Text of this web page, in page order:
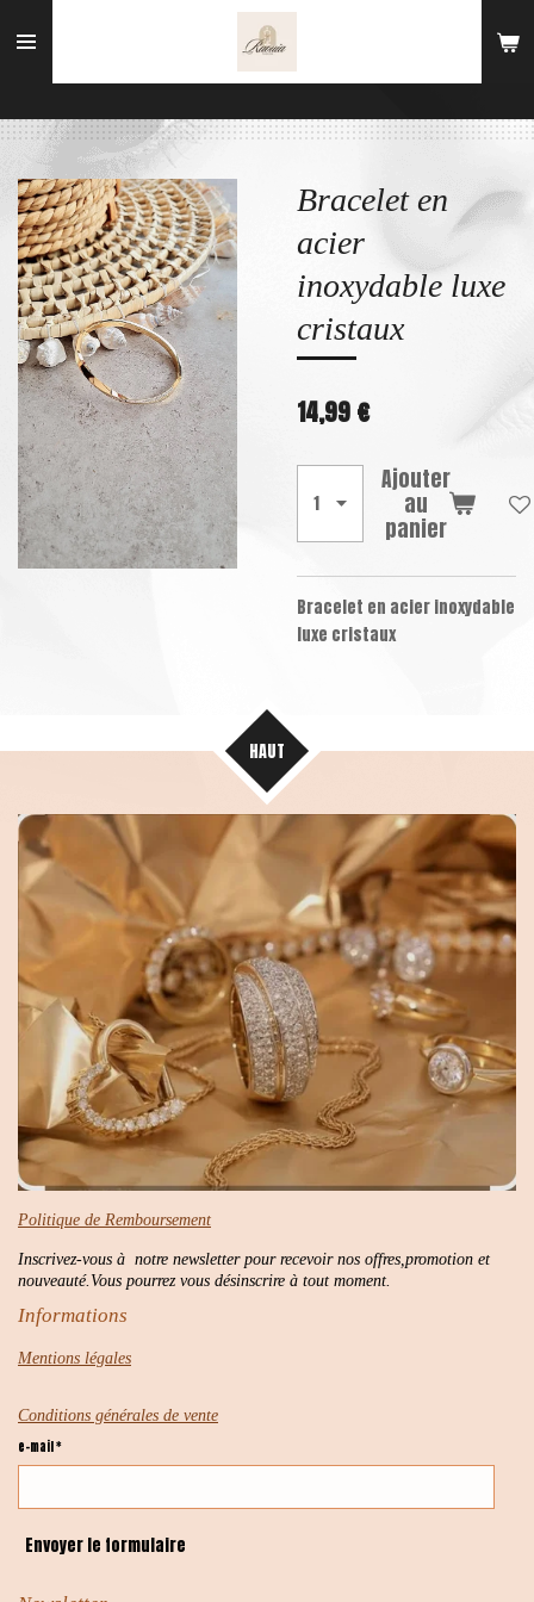
au
Bracelet en
acier
inoxydable luxe
cristaux
14,99 €
Ajouter
au
panier
Bracelet en acier inoxydable
luxe cristaux
HAUT
Politique de Remboursement
Inscrivez-vous à notre newsletter pour recevoir nos offres,promotion et
nouveauté.Vous pourrez vous désinscrire à tout moment.
Informations
Mentions légales
Conditions générales de vente
e-mail *
Envoyer le formulaire